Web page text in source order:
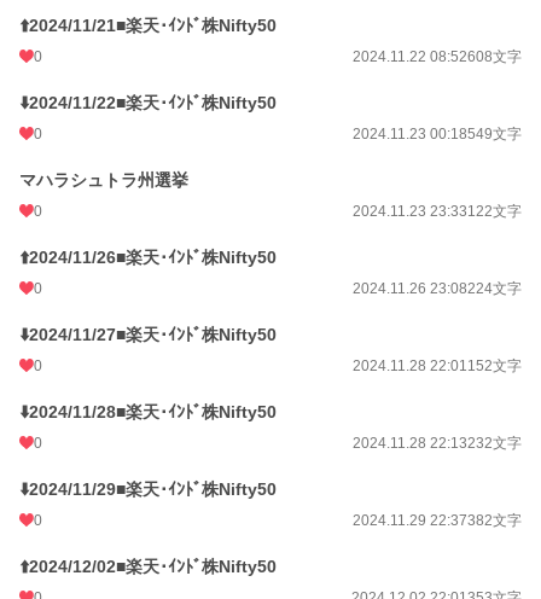
⬆️2024/11/21■楽天･ｲﾝﾄﾞ株Nifty50
0 2024.11.22 08:52608文字
⬇️2024/11/22■楽天･ｲﾝﾄﾞ株Nifty50
0 2024.11.23 00:18549文字
マハラシュトラ州選挙
0 2024.11.23 23:33122文字
⬆️2024/11/26■楽天･ｲﾝﾄﾞ株Nifty50
0 2024.11.26 23:08224文字
⬇️2024/11/27■楽天･ｲﾝﾄﾞ株Nifty50
0 2024.11.28 22:01152文字
⬇️2024/11/28■楽天･ｲﾝﾄﾞ株Nifty50
0 2024.11.28 22:13232文字
⬇️2024/11/29■楽天･ｲﾝﾄﾞ株Nifty50
0 2024.11.29 22:37382文字
⬆️2024/12/02■楽天･ｲﾝﾄﾞ株Nifty50